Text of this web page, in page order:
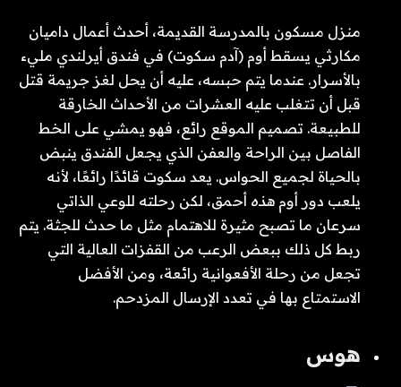
منزل مسكون بالمدرسة القديمة، أحدث أعمال داميان
مكارثي يسقط أوم (آدم سكوت) في فندق أيرلندي مليء
بالأسرار. عندما يتم حبسه، عليه أن يحل لغز جريمة قتل
قبل أن تتغلب عليه العشرات من الأحداث الخارقة
للطبيعة. تصميم الموقع رائع، فهو يمشي على الخط
الفاصل بين الراحة والعفن الذي يجعل الفندق ينبض
بالحياة لجميع الحواس. يعد سكوت قائدًا رائعًا، لأنه
يلعب دور أوم هذه أحمق، لكن رحلته للوعي الذاتي
سرعان ما تصبح مثيرة للاهتمام مثل ما حدث للجثة. يتم
ربط كل ذلك ببعض الرعب من القفزات العالية التي
تجعل من رحلة الأفعوانية رائعة، ومن الأفضل
الاستمتاع بها في تعدد الإرسال المزدحم.
هوس